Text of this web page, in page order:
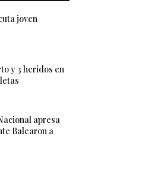
joven
y 3 heridos en
apresa
Balearon a